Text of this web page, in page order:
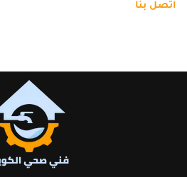
اتصل بنا